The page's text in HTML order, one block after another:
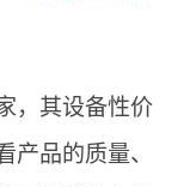
，其设备性价
产品的质量、